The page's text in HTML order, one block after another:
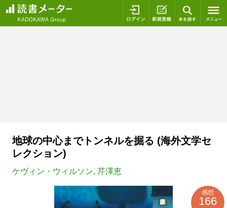
ログイン 新規登録
地球の中心までトンネルを掘る (海外文学セ
レクション)
ケヴィン・ウィルソン, 芹澤恵
感想
166